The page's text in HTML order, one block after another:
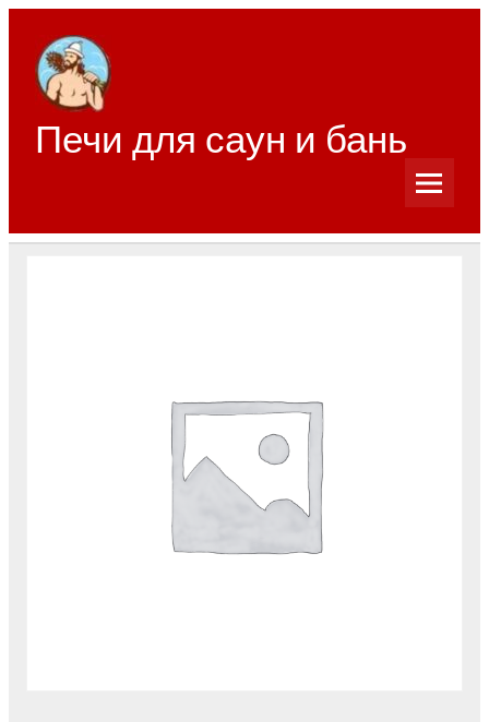
Перейти
содержимому
Печи для саун и бань